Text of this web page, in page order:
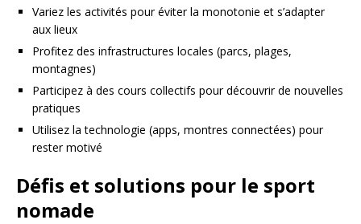
Variez les activités pour éviter la monotonie et s’adapter
aux lieux
Profitez des infrastructures locales (parcs, plages,
montagnes)
Participez à des cours collectifs pour découvrir de nouvelles
pratiques
Utilisez la technologie (apps, montres connectées) pour
rester motivé
Défis et solutions pour le sport
nomade